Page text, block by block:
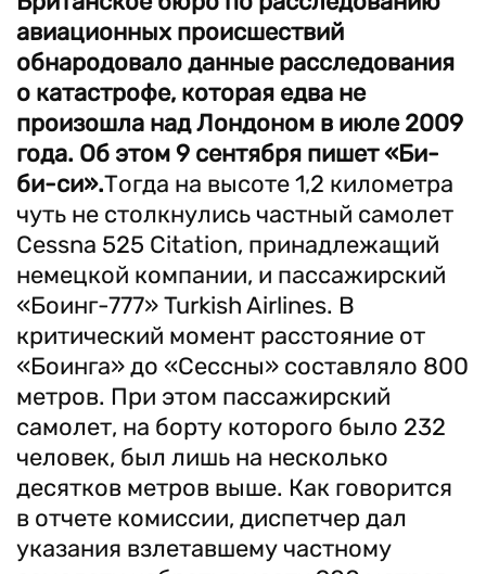
авиационных происшествий
обнародовало данные расследования
о катастрофе, которая едва не
произошла над Лондоном в июле 2009
года. Об этом 9 сентября пишет «Би-
би-си».Тогда на высоте 1,2 километра
чуть не столкнулись частный самолет
Cessna 525 Citation, принадлежащий
немецкой компании, и пассажирский
«Боинг-777» Turkish Airlines. В
критический момент расстояние от
«Боинга» до «Сессны» составляло 800
метров. При этом пассажирский
самолет, на борту которого было 232
человек, был лишь на несколько
десятков метров выше. Как говорится
в отчете комиссии, диспетчер дал
указания взлетавшему частному